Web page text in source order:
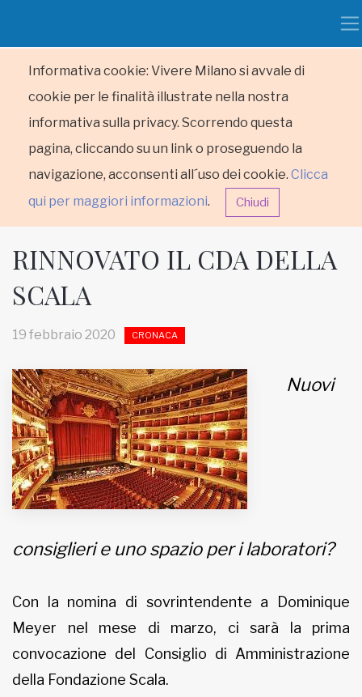
Informativa cookie: Vivere Milano si avvale di
cookie per le finalità illustrate nella nostra
informativa sulla privacy. Scorrendo questa
pagina, cliccando su un link o proseguendo la
navigazione, acconsenti all´uso dei cookie. Clicca
qui per maggiori informazioni. Chiudi
HOME
MUNICIPI
Inviateci le vostre segnalazioni
Iscriviti alla newsletter
www.viveremilano.info
Fondato e diretto da Enzo De
EDB edizioni - Via Brivio angolo C.
Informativa sulla privacy
RINNOVATO IL CDA DELLA
SCALA
19 febbraio 2020 CRONACA
Nuovi
consiglieri e uno spazio per i laboratori?
Con la nomina di sovrintendente a Dominique
Meyer nel mese di marzo, ci sarà la prima
convocazione del Consiglio di Amministrazione
della Fondazione Scala.